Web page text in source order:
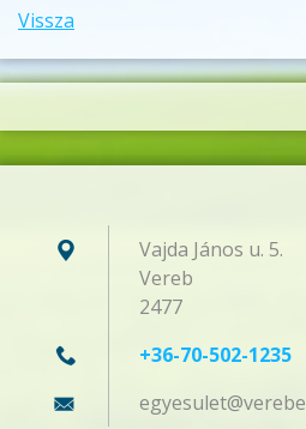
Vissza
Vajda János u. 5.
Vereb
2477
+36-70-502-1235
egyesulet@verebe